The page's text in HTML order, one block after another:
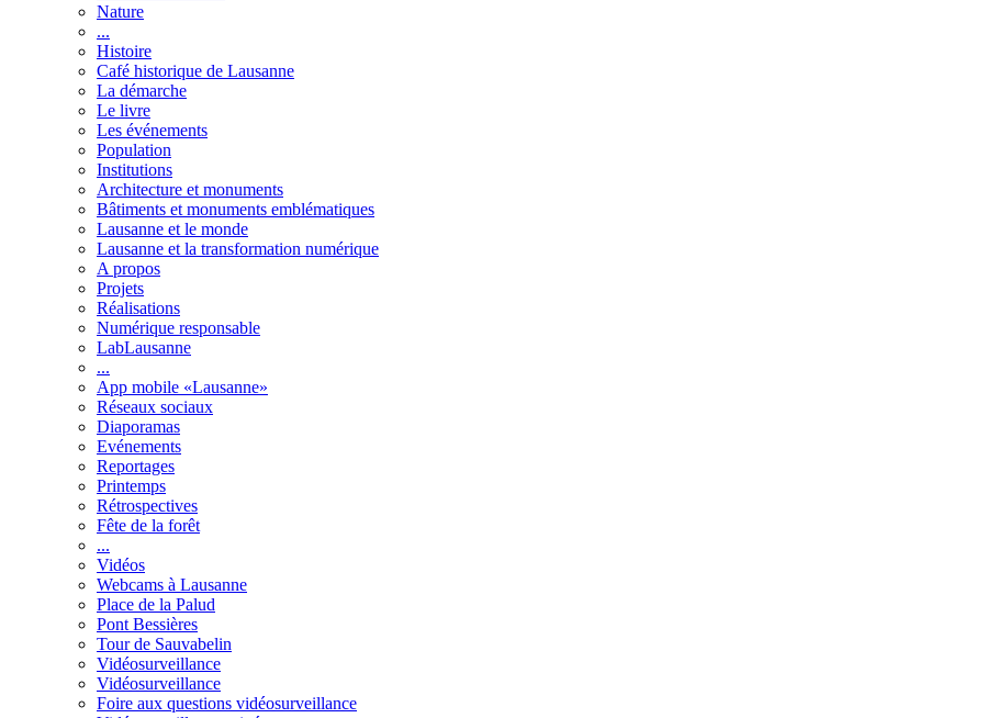
Nature
...
Histoire
Café historique de Lausanne
La démarche
Le livre
Les événements
Population
Institutions
Architecture et monuments
Bâtiments et monuments emblématiques
Lausanne et le monde
Lausanne et la transformation numérique
A propos
Projets
Réalisations
Numérique responsable
LabLausanne
...
App mobile «Lausanne»
Réseaux sociaux
Diaporamas
Evénements
Reportages
Printemps
Rétrospectives
Fête de la forêt
...
Vidéos
Webcams à Lausanne
Place de la Palud
Pont Bessières
Tour de Sauvabelin
Vidéosurveillance
Vidéosurveillance
Foire aux questions vidéosurveillance